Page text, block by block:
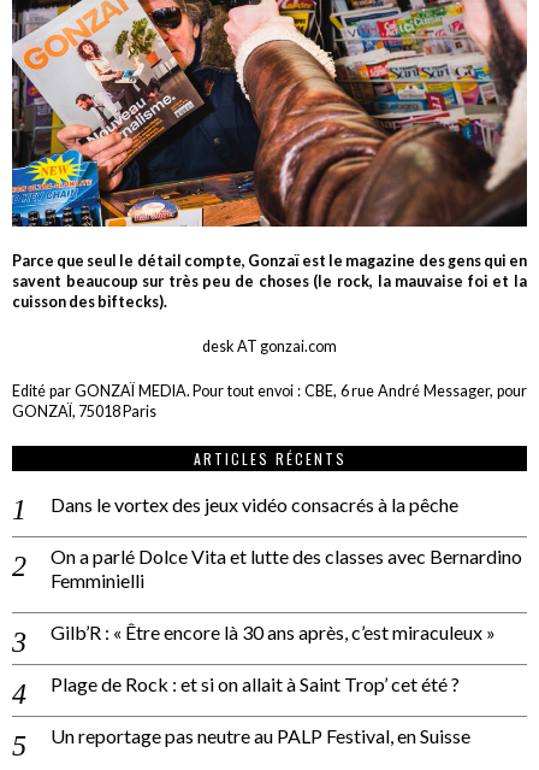
Parce que seul le détail compte, Gonzaï est le magazine des gens qui en
savent beaucoup sur très peu de choses (le rock, la mauvaise foi et la
cuisson des biftecks).
desk AT gonzai.com
Edité par GONZAÏ MEDIA. Pour tout envoi : CBE, 6 rue André Messager, pour
GONZAÏ, 75018 Paris
ARTICLES RÉCENTS
Dans le vortex des jeux vidéo consacrés à la pêche
On a parlé Dolce Vita et lutte des classes avec Bernardino
Femminielli
Gilb’R : « Être encore là 30 ans après, c’est miraculeux »
Plage de Rock : et si on allait à Saint Trop’ cet été ?
Un reportage pas neutre au PALP Festival, en Suisse